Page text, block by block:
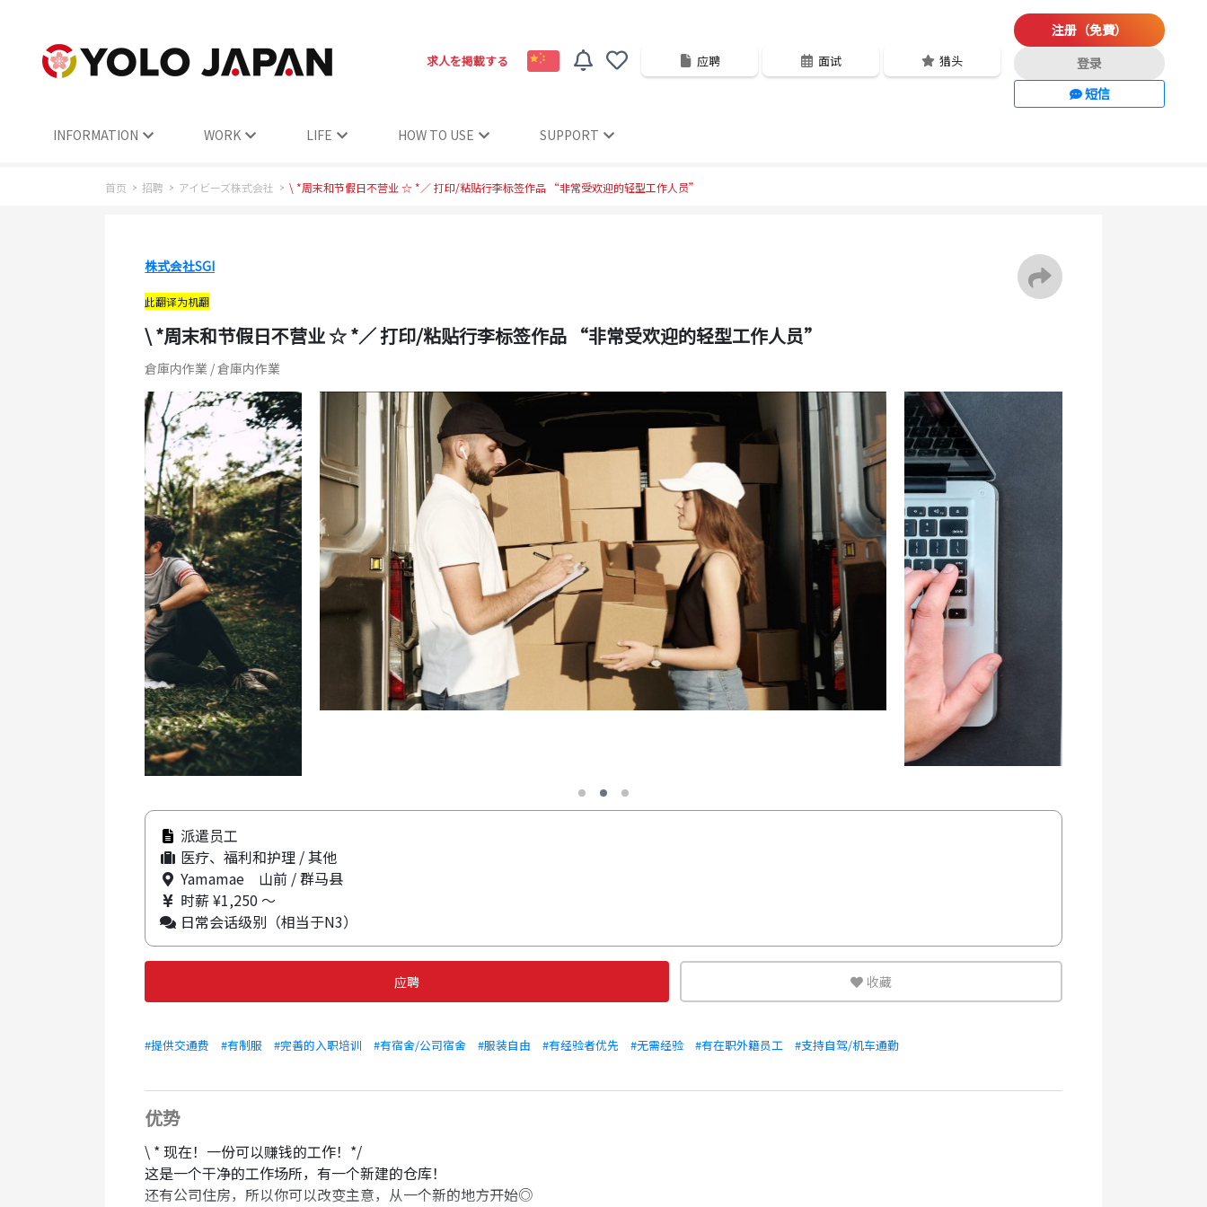
求人を掲載する 应聘 面试 猎头
注册（免費）
登录
短信
INFORMATION WORK LIFE HOW TO USE SUPPORT
首页 招聘 アイビーズ株式会社 \ *周末和节假日不营业 ☆ *／ 打印/粘贴行李标签作品 “非常受欢迎的轻型工作人员”
株式会社SGI
此翻译为机翻
\ *周末和节假日不营业 ☆ *／ 打印/粘贴行李标签作品 “非常受欢迎的轻型工作人员”
倉庫内作業 / 倉庫内作業
派遣员工
医疗、福利和护理 / 其他
Yamamae 山前 / 群马县
时薪 ¥1,250 ～
日常会话级别（相当于N3）
应聘 收藏
#提供交通费 #有制服 #完善的入职培训 #有宿舍/公司宿舍 #服装自由 #有经验者优先 #无需经验 #有在职外籍员工 #支持自驾/机车通勤
优势
\ * 现在！一份可以赚钱的工作！*/
这是一个干净的工作场所，有一个新建的仓库！
还有公司住房，所以你可以改变主意，从一个新的地方开始◎